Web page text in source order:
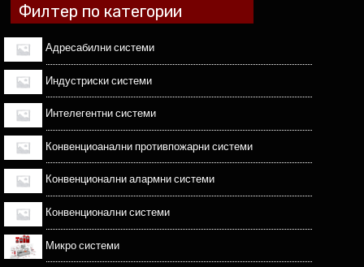
Филтер по категории
Адресабилни системи
Индустриски системи
Интелегентни системи
Конвенциоанални противпожарни системи
Конвенционални алармни системи
Конвенционални системи
Микро системи